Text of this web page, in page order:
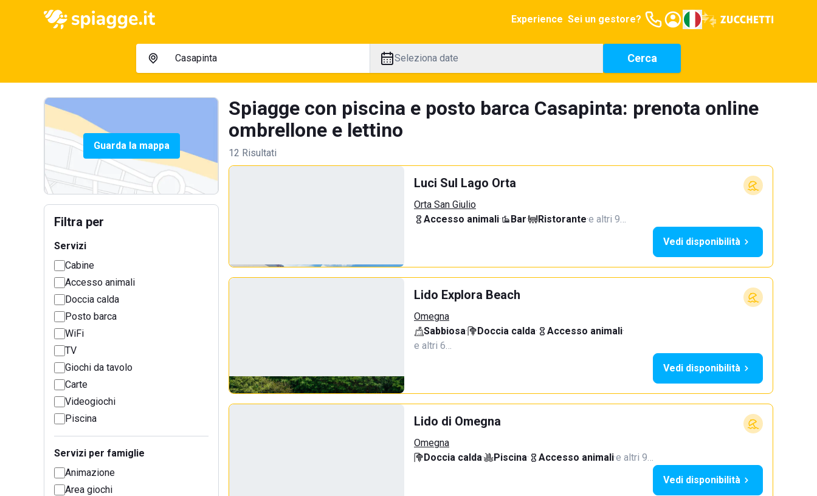
Experience Sei un gestore?
Seleziona date Cerca
Guarda la mappa
Filtra per
Servizi
Cabine
Accesso animali
Doccia calda
Posto barca
WiFi
TV
Giochi da tavolo
Carte
Videogiochi
Piscina
Servizi per famiglie
Animazione
Area giochi
Spiagge con piscina e posto barca Casapinta: prenota online
ombrellone e lettino
12 Risultati
Luci Sul Lago Orta
Orta San Giulio
Accesso animali· Bar· Ristorante·e altri 9…
Vedi disponibilità
Lido Explora Beach
Omegna
Sabbiosa· Doccia calda· Accesso animali·
e altri 6…
Vedi disponibilità
Lido di Omegna
Omegna
Doccia calda· Piscina· Accesso animali·e altri 9…
Vedi disponibilità